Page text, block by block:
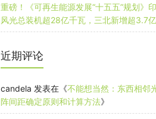
重磅！《可再生能源发展“十五五”规划》印
风光总装机超28亿千瓦，三北新增超3.7
近期评论
candela 发表在《不能想当然：东西相邻
阵间距确定原则和计算方法》